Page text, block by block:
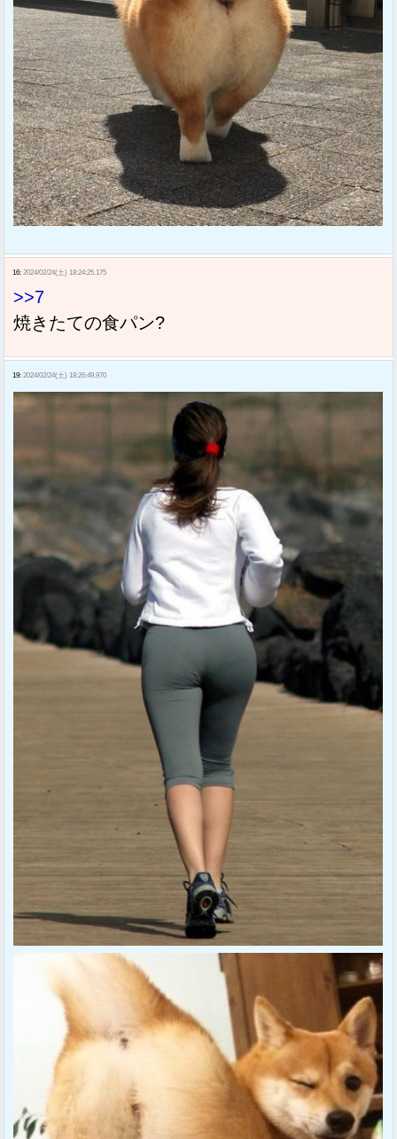
16: 2024/02/24(土) 18:24:25.175
>>7
焼きたての食パン?
19: 2024/02/24(土) 18:26:49.970